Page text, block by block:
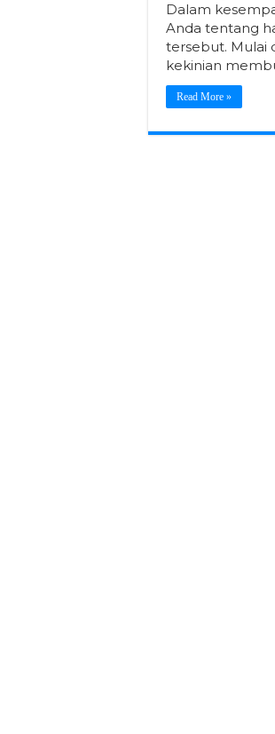
Dalam
Anda tentang
tersebut. Mulai
kekinian
Read More »